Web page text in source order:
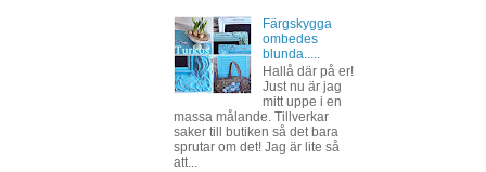
Färgskygga
ombedes
blunda.....
Hallå där på er!
Just nu är jag
mitt uppe i en
massa målande. Tillverkar
saker till butiken så det bara
sprutar om det! Jag är lite så
att...